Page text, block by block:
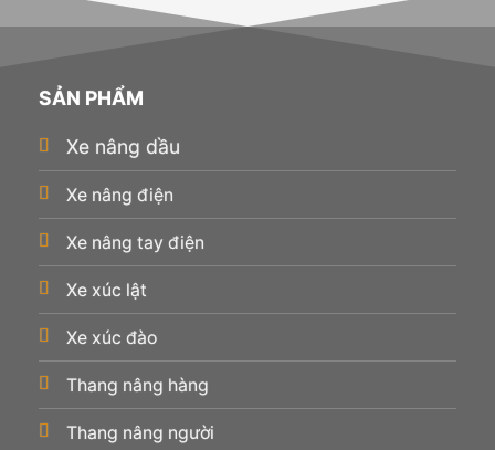
SẢN PHẨM
Xe nâng dầu
Xe nâng điện
Xe nâng tay điện
Xe xúc lật
Xe xúc đào
Thang nâng hàng
Thang nâng người